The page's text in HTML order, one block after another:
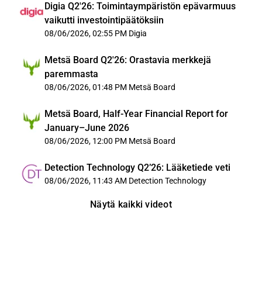
Digia Q2'26: Toimintaympäristön epävarmuus
vaikutti investointipäätöksiin
08/06/2026, 02:55 PM Digia
Metsä Board Q2'26: Orastavia merkkejä
paremmasta
08/06/2026, 01:48 PM Metsä Board
Metsä Board, Half-Year Financial Report for
January–June 2026
08/06/2026, 12:00 PM Metsä Board
Detection Technology Q2’26: Lääketiede veti
08/06/2026, 11:43 AM Detection Technology
Näytä kaikki videot